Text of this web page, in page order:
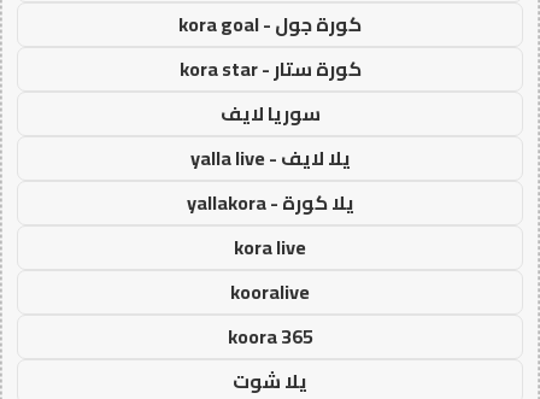
كورة جول - kora goal
كورة ستار - kora star
سوريا لايف
يلا لايف - yalla live
يلا كورة - yallakora
kora live
kooralive
koora 365
يلا شوت